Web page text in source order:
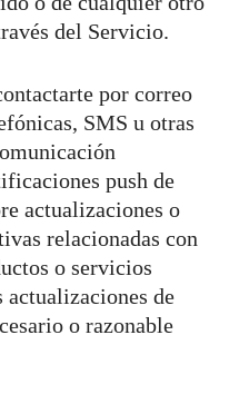
del Servicio.
por correo
SMS u otras
push de
actualizaciones o
relacionadas con
o servicios
de
o razonable